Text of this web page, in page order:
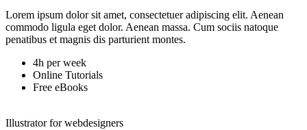
Lorem ipsum dolor sit amet, consectetuer adipiscing elit. Aenean
commodo ligula eget dolor. Aenean massa. Cum sociis natoque
penatibus et magnis dis parturient montes.
4h per week
Online Tutorials
Free eBooks
Illustrator for webdesigners